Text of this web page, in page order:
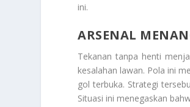
ini.
ARSENAL
Tekanan tanpa henti
kesalahan lawan. Pola ini
gol terbuka. Strategi
Situasi ini menegaskan